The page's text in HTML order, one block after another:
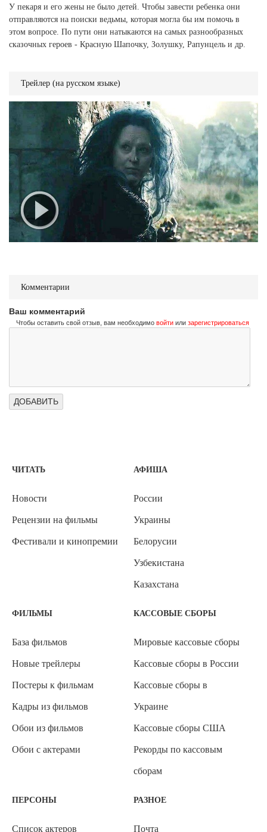
У пекаря и его жены не было детей. Чтобы завести ребенка они
отправляются на поиски ведьмы, которая могла бы им помочь в
этом вопросе. По пути они натыкаются на самых разнообразных
сказочных героев - Красную Шапочку, Золушку, Рапунцель и др.
Трейлер (на русском языке)
Комментарии
Ваш комментарий
Чтобы оставить свой отзыв, вам необходимо войти или зарегистрироваться
ЧИТАТЬ
Новости
Рецензии на фильмы
Фестивали и кинопремии
АФИША
России
Украины
Белорусии
Узбекистана
Казахстана
ФИЛЬМЫ
База фильмов
Новые трейлеры
Постеры к фильмам
Кадры из фильмов
Обои из фильмов
Обои с актерами
КАССОВЫЕ СБОРЫ
Мировые кассовые сборы
Кассовые сборы в России
Кассовые сборы в
Украине
Кассовые сборы США
Рекорды по кассовым
сборам
ПЕРСОНЫ
Список актеров
РАЗНОЕ
Почта